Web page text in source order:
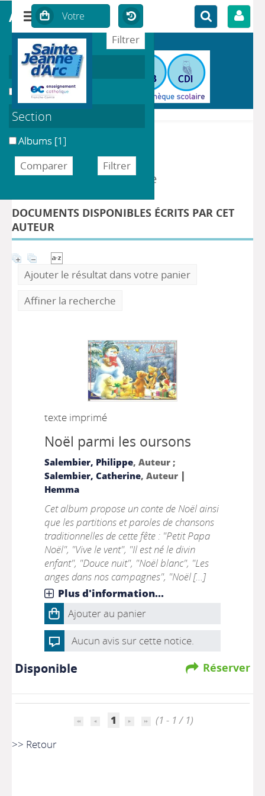
DÉTAIL DE L'AUTEUR
Auteur Salembier, Philippe
DOCUMENTS DISPONIBLES ÉCRITS PAR CET
AUTEUR
Ajouter le résultat dans votre panier
Affiner la recherche
texte imprimé
Noël parmi les oursons
Salembier, Philippe, Auteur ;
Salembier, Catherine, Auteur |
Hemma
Cet album propose un conte de Noël ainsi
que les partitions et paroles de chansons
traditionnelles de cette fête : "Petit Papa
Noël", "Vive le vent", "Il est né le divin
enfant", "Douce nuit", "Noël blanc", "Les
anges dans nos campagnes", "Noël [...]
Plus d'information...
Ajouter au panier
Aucun avis sur cette notice.
Réserver
Disponible
1
(1 - 1 / 1)
>> Retour
affiner ou comparer
Localisation
BIB de l'École
Section
Albums [1]